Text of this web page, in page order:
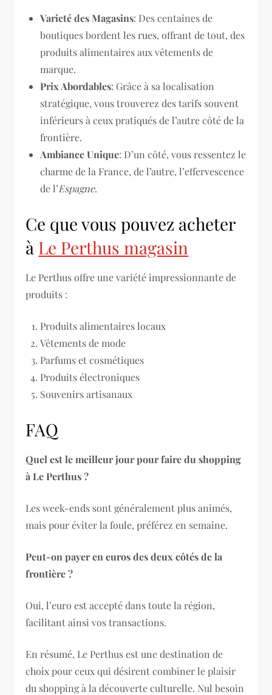
Varieté des Magasins: Des centaines de
boutiques bordent les rues, offrant de tout, des
produits alimentaires aux vêtements de
marque.
Prix Abordables: Grâce à sa localisation
stratégique, vous trouverez des tarifs souvent
inférieurs à ceux pratiqués de l’autre côté de la
frontière.
Ambiance Unique: D’un côté, vous ressentez le
charme de la France, de l’autre, l’effervescence
de l’Espagne.
Ce que vous pouvez acheter
à Le Perthus magasin
Le Perthus offre une variété impressionnante de
produits :
Produits alimentaires locaux
Vêtements de mode
Parfums et cosmétiques
Produits électroniques
Souvenirs artisanaux
FAQ
Quel est le meilleur jour pour faire du shopping
à Le Perthus ?
Les week-ends sont généralement plus animés,
mais pour éviter la foule, préférez en semaine.
Peut-on payer en euros des deux côtés de la
frontière ?
Oui, l’euro est accepté dans toute la région,
facilitant ainsi vos transactions.
En résumé, Le Perthus est une destination de
choix pour ceux qui désirent combiner le plaisir
du shopping à la découverte culturelle. Nul besoin